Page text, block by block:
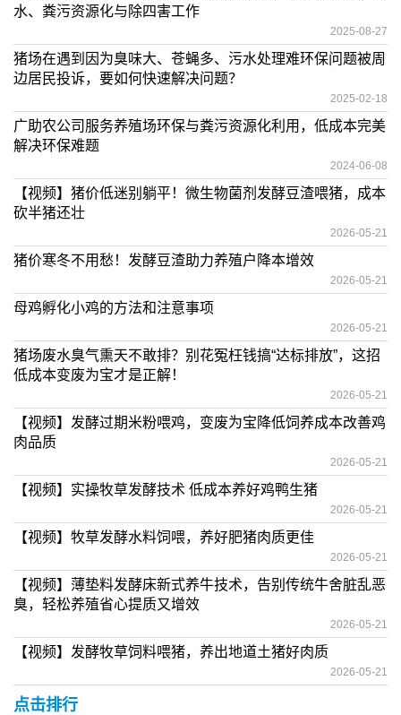
水、粪污资源化与除四害工作
2025-08-27
猪场在遇到因为臭味大、苍蝇多、污水处理难环保问题被周
边居民投诉，要如何快速解决问题？
2025-02-18
广助农公司服务养殖场环保与粪污资源化利用，低成本完美
解决环保难题
2024-06-08
【视频】猪价低迷别躺平！微生物菌剂发酵豆渣喂猪，成本
砍半猪还壮
2026-05-21
猪价寒冬不用愁！发酵豆渣助力养殖户降本增效
2026-05-21
母鸡孵化小鸡的方法和注意事项
2026-05-21
猪场废水臭气熏天不敢排？别花冤枉钱搞“达标排放”，这招
低成本变废为宝才是正解！
2026-05-21
【视频】发酵过期米粉喂鸡，变废为宝降低饲养成本改善鸡
肉品质
2026-05-21
【视频】实操牧草发酵技术 低成本养好鸡鸭生猪
2026-05-21
【视频】牧草发酵水料饲喂，养好肥猪肉质更佳
2026-05-21
【视频】薄垫料发酵床新式养牛技术，告别传统牛舍脏乱恶
臭，轻松养殖省心提质又增效
2026-05-21
【视频】发酵牧草饲料喂猪，养出地道土猪好肉质
2026-05-21
点击排行